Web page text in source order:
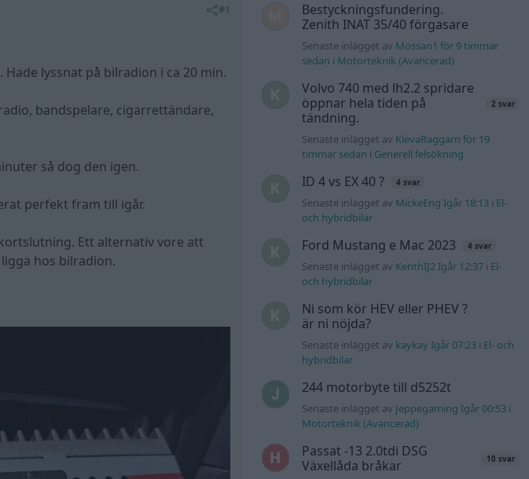
#1
lyssnat på bilradion i ca 20 min.
bandspelare, cigarrettändare,
så dog den igen.
perfekt fram till igår.
Ett alternativ vore att
hos bilradion.
Bestyckningsfundering.
Zenith INAT 35/40 förgasare
Senaste inlägget av Mossan1 för 9 timmar
sedan i Motorteknik (Avancerad)
Volvo 740 med lh2.2 spridare
öppnar hela tiden på
tändning.
2 svar
Senaste inlägget av KlevaRaggarn för 19
timmar sedan i Generell felsökning
ID 4 vs EX 40 ? 4 svar
Senaste inlägget av MickeEng Igår 18:13 i El-
och hybridbilar
Ford Mustang e Mac 2023 4 svar
Senaste inlägget av KenthIJ2 Igår 12:37 i El-
och hybridbilar
Ni som kör HEV eller PHEV ?
är ni nöjda?
Senaste inlägget av kaykay Igår 07:23 i El- och
hybridbilar
244 motorbyte till d5252t
Senaste inlägget av Jeppegaming Igår 00:53 i
Motorteknik (Avancerad)
Passat -13 2.0tdi DSG
Växellåda bråkar
10 svar